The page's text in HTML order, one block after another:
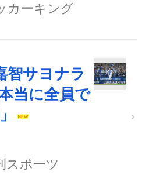
カーキング
智サヨナラ
当に全員で
スポーツ